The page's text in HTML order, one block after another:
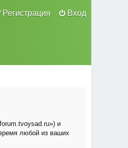
Вход
Регистрация
и
любой из ваших